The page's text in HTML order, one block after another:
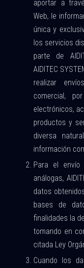
aportar a
Web, le
única y
los servicios
parte de
AIDITEC
realizar
comercial,
electrónicos,
productos y
diversa
información
Para el envío
análogas,
datos
bases de
finalidades la
tomando en
citada Ley
Cuando los